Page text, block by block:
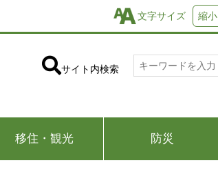
文字サイズ 縮小
サイト内検索
移住・観光 防災